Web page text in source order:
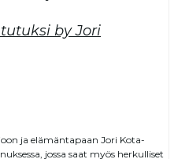
by Jori
ja elämäntapaan Jori Kota-
jossa saat myös herkulliset